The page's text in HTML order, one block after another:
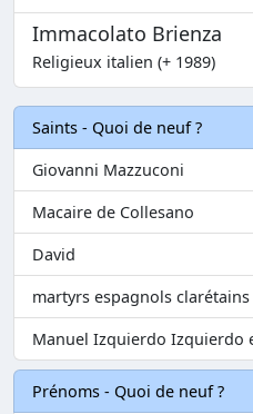
Immacolato Brienza
Religieux italien (+ 1989)
Saints - Quoi de neuf ?
Giovanni Mazzuconi
Macaire de Collesano
David
martyrs espagnols clarétains
Manuel Izquierdo Izquierdo
Prénoms - Quoi de neuf ?